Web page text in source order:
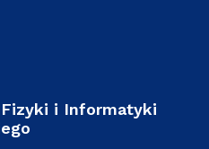
i Informatyki